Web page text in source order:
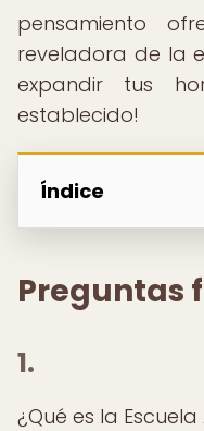
pensamiento
reveladora de la
expandir tus
establecido!
Índice
Preguntas
1.
¿Qué es la